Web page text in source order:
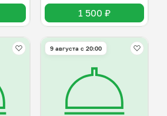
1 500 ₽
9 августа с 20:00